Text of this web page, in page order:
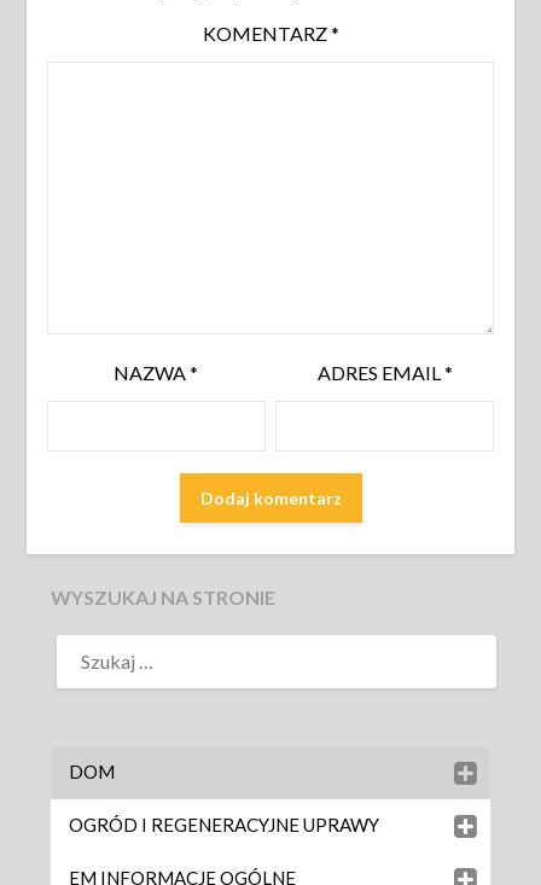
KOMENTARZ*
NAZWA* ADRES EMAIL *
WYSZUKAJ NA STRONIE
DOM
OGRÓD I REGENERACYJNE UPRAWY
EM INFORMACJE OGÓLNE